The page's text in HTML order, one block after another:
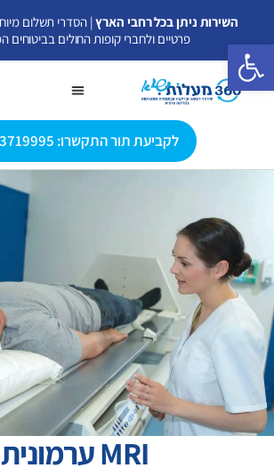
השירות ניתן בכל רחבי הארץ| הסדרי תשלום
פרטיים ולחברי קופות החולים בביטוחים
לקביעת תור התקשרו: 072-3719995
MRI ערמונית
פתח סרגל נגישות